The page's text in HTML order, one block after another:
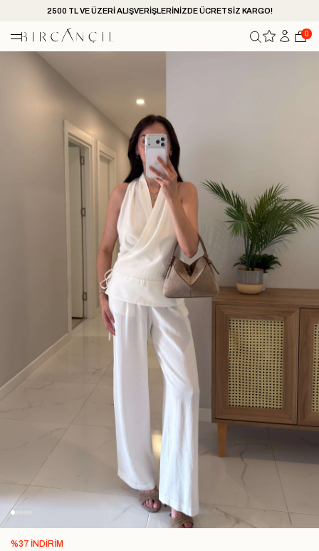
2500 TL VE ÜZERİ ALIŞVERİŞLERİNİZDE ÜCRETSİZ KARGO!
0
%37 İNDIRIM